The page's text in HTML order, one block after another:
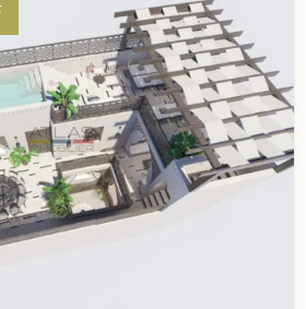
€
€
RECHERCHER